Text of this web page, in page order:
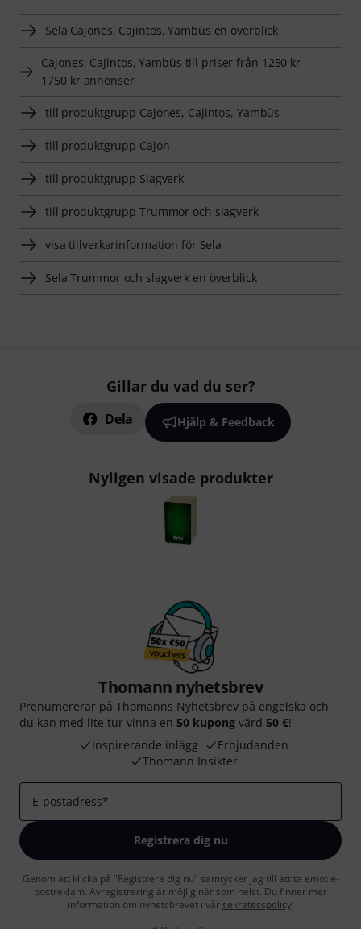
Sela Cajones, Cajintos, Yambùs en överblick
Cajones, Cajintos, Yambùs till priser från 1250 kr -
1750 kr annonser
till produktgrupp Cajones, Cajintos, Yambùs
till produktgrupp Cajon
till produktgrupp Slagverk
till produktgrupp Trummor och slagverk
visa tillverkarinformation för Sela
Sela Trummor och slagverk en överblick
Gillar du vad du ser?
Dela Hjälp & Feedback
Nyligen visade produkter
Thomann nyhetsbrev
Prenumererar på Thomanns Nyhetsbrev på engelska och
du kan med lite tur vinna en 50 kupong värd 50 €!
Inspirerande inlägg
Erbjudanden
Thomann Insikter
E-postadress*
Registrera dig nu
Genom att klicka på "Registrera dig nu" samtycker jag till att ta emot e-
postreklam. Avregistrering är möjlig när som helst. Du finner mer
information om nyhetsbrevet i vår sekretesspolicy.